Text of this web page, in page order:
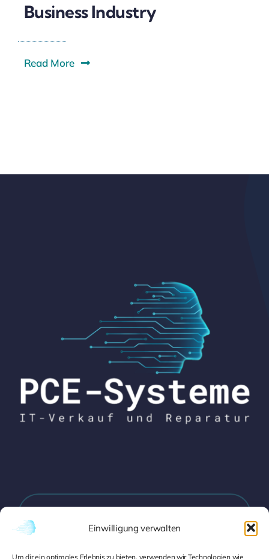
Einwilligung verwalten
Um dir ein optimales Erlebnis zu bieten, verwenden wir Technologien wie
Business Industry
Read More